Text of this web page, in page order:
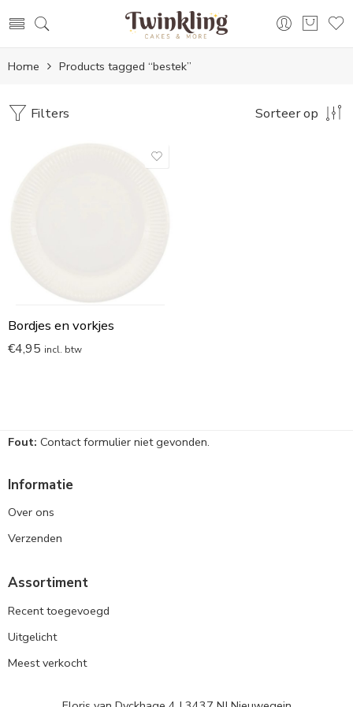
Home Products tagged “bestek”
Filters Sorteer op
Bordjes en vorkjes
€4,95 incl. btw
Fout: Contact formulier niet gevonden.
Informatie
Over ons
Verzenden
Assortiment
Recent toegevoegd
Uitgelicht
Meest verkocht